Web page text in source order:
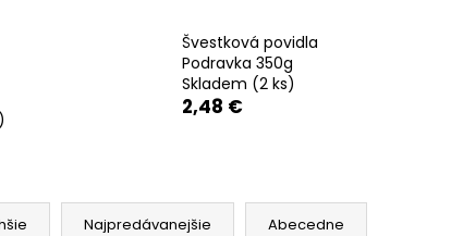
Švestková povidla
Podravka 350g
Skladem (2 ks)
2,48 €
Najpredávanejšie Abecedne